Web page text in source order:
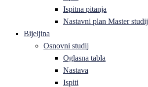
Ispitna pitanja
Nastavni plan Master studij
Bijeljina
Osnovni studij
Oglasna tabla
Nastava
Ispiti